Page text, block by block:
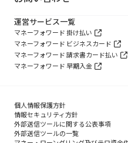
運営サービス一覧
マネーフォワード 掛け払い
マネーフォワード ビジネスカード
マネーフォワード 請求書カード払い
マネーフォワード 早期入金
個人情報保護方針
情報セキュリティ方針
外部送信ツールに関する公表事項
外部送信ツールの一覧